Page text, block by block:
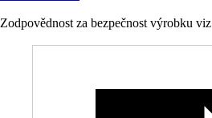
Zodpovědnost za bezpečnost výrobku viz